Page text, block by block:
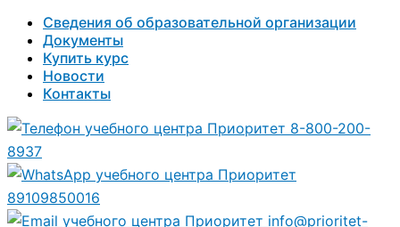
Сведения об образовательной организации
Документы
Купить курс
Новости
Контакты
8-800-200-
8937
89109850016
info@prioritet-